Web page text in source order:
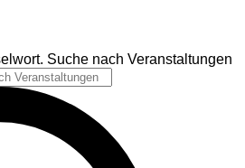
Suche nach Veranstaltungen